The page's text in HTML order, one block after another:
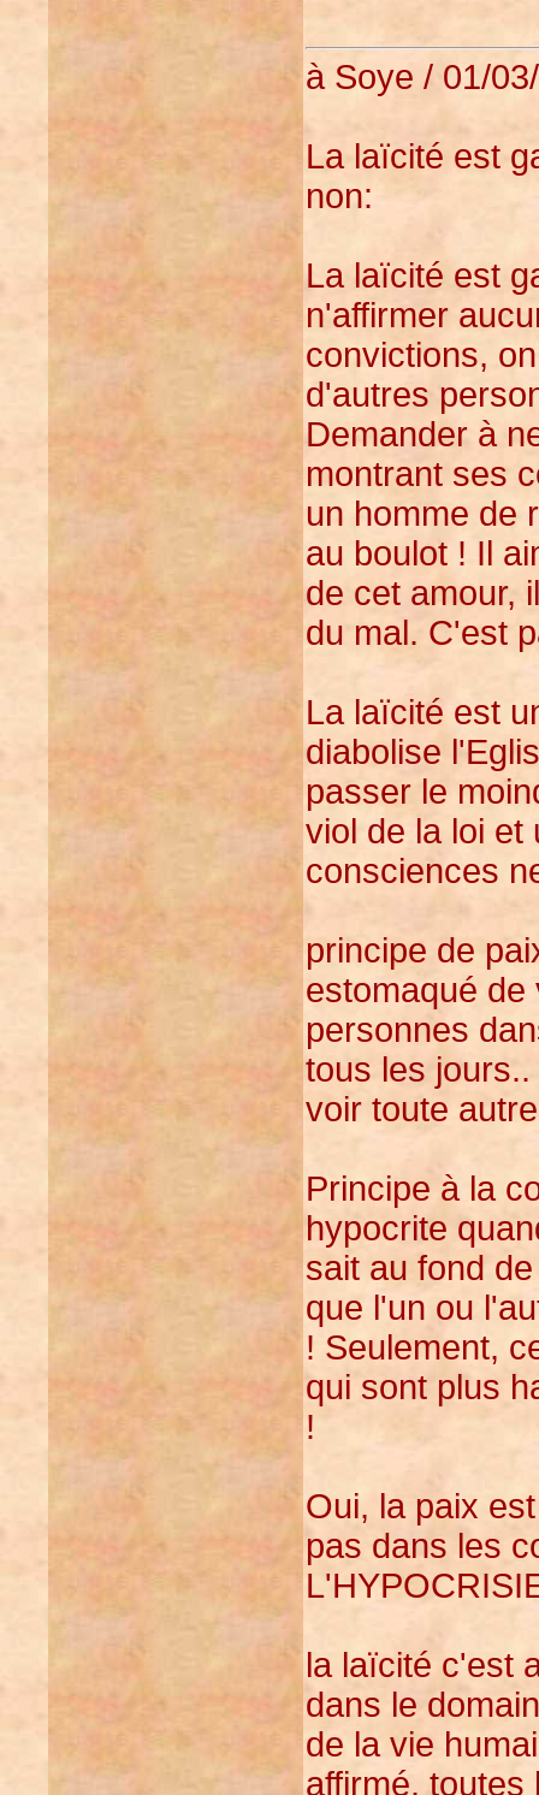
à Soye / 01/
La laïcité est
non:
La laïcité est
n'affirmer
convictions,
d'autres
Demander à
montrant ses
un homme de
au boulot ! Il
de cet amour,
du mal. C'est
La laïcité est
diabolise
passer le
viol de la loi et
consciences
principe de
estomaqué
personnes
tous les
voir toute
Principe à la
hypocrite
sait au fond
que l'un ou
! Seulement,
qui sont plus
!
Oui, la paix
pas dans les
la laïcité c'est
dans le
de la vie
affirmé,